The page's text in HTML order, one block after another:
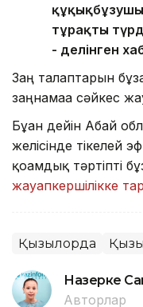
тұрақты
- делінген
Заң талаптарын
заңнамаға сәйкес
Бұған дейін Абай
желісінде тікелей
қоғамдық тәртіпті
жауапкершілікке
Қызылорда
Назерке
Авторлар